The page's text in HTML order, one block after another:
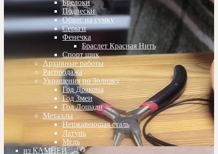
Брелоки
Подвески
Обвес на сумку
Серьги
Фенечка
Браслет Красная Нить
Спорт шик
Архивные работы
Распродажа
Украшения по Зодиаку
Год Дракона
Год Змеи
Год Лошади
Металлы
Нержавеющая сталь
Латунь
Медь
из КАМНЕЙ